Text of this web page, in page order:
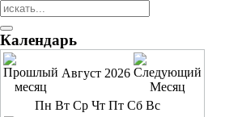
Календарь
Август 2026
Пн Вт Ср Чт Пт Сб Вс